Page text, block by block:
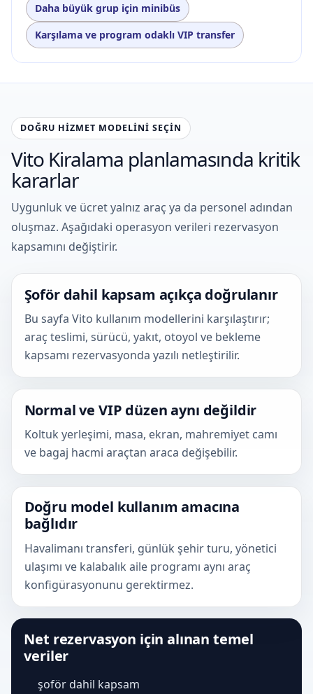
Daha büyük grup için minibüs
Karşılama ve program odaklı VIP transfer
DOĞRU HIZMET MODELINI SEÇIN
Vito Kiralama planlamasında kritik
kararlar
Uygunluk ve ücret yalnız araç ya da personel adından
oluşmaz. Aşağıdaki operasyon verileri rezervasyon
kapsamını değiştirir.
Şoför dahil kapsam açıkça doğrulanır
Bu sayfa Vito kullanım modellerini karşılaştırır;
araç teslimi, sürücü, yakıt, otoyol ve bekleme
kapsamı rezervasyonda yazılı netleştirilir.
Normal ve VIP düzen aynı değildir
Koltuk yerleşimi, masa, ekran, mahremiyet camı
ve bagaj hacmi araçtan araca değişebilir.
Doğru model kullanım amacına
bağlıdır
Havalimanı transferi, günlük şehir turu, yönetici
ulaşımı ve kalabalık aile programı aynı araç
konfigürasyonunu gerektirmez.
Net rezervasyon için alınan temel
veriler
şoför dahil kapsam